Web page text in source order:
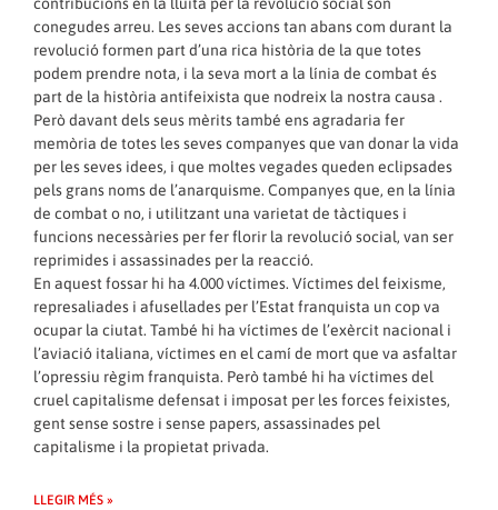
conegudes arreu. Les seves accions tan abans com durant la
revolució formen part d’una rica història de la que totes
podem prendre nota, i la seva mort a la línia de combat és
part de la història antifeixista que nodreix la nostra causa .
Però davant dels seus mèrits també ens agradaria fer
memòria de totes les seves companyes que van donar la vida
per les seves idees, i que moltes vegades queden eclipsades
pels grans noms de l’anarquisme. Companyes que, en la línia
de combat o no, i utilitzant una varietat de tàctiques i
funcions necessàries per fer florir la revolució social, van ser
reprimides i assassinades per la reacció.
En aquest fossar hi ha 4.000 víctimes. Víctimes del feixisme,
represaliades i afusellades per l’Estat franquista un cop va
ocupar la ciutat. També hi ha víctimes de l’exèrcit nacional i
l’aviació italiana, víctimes en el camí de mort que va asfaltar
l’opressiu règim franquista. Però també hi ha víctimes del
cruel capitalisme defensat i imposat per les forces feixistes,
gent sense sostre i sense papers, assassinades pel
capitalisme i la propietat privada.
LLEGIR MÉS »